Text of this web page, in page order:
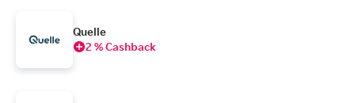
Quelle
2 % Cashback